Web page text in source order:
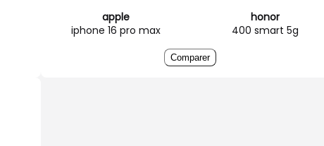
apple
iphone 16 pro max
honor
400 smart 5g
Comparer